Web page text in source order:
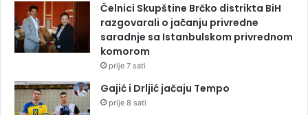
Čelnici Skupštine Brčko distrikta BiH
razgovarali o jačanju privredne
saradnje sa Istanbulskom privrednom
komorom
prije 7 sati
Gajić i Drljić jačaju Tempo
prije 8 sati